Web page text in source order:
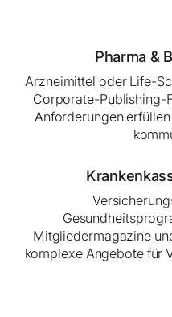
Pharma &
Arzneimittel oder Life-
Corporate-Publishing-
Anforderungen
Mitgliedermagazine
komplexe Angebote für